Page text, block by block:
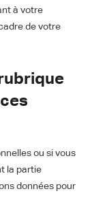
à votre
de votre
ou si vous
la partie
données pour